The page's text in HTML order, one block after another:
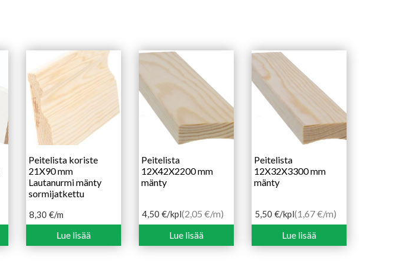
Peitelista koriste
21X90 mm
Lautanurmi mänty
sormijatkettu
8,30 €/m
Lue lisää
Peitelista
12X42X2200 mm
mänty
4,50 €/kpl(2,05 €/m)
Lue lisää
Peitelista
12X32X3300 mm
mänty
5,50 €/kpl(1,67 €/m)
Lue lisää